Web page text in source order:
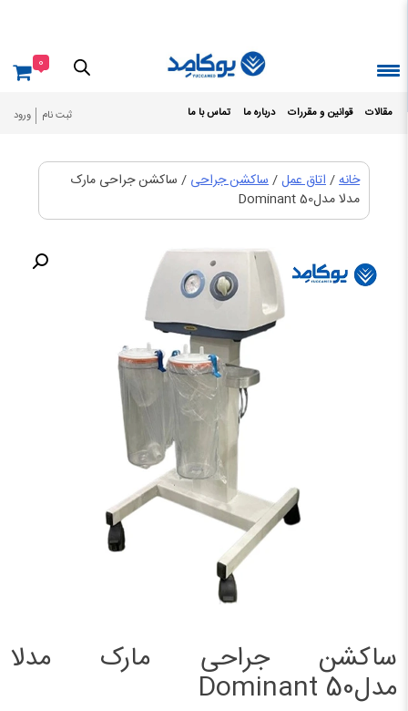
مقالات قوانین و مقررات درباره ما تماس با ما ثبت نام ورود
0
خانه/اتاق عمل/ساکشن جراحی / ساکشن جراحی مارک
مدلا مدلDominant 50
ساکشن جراحی مارک مدلا
مدلDominant 50